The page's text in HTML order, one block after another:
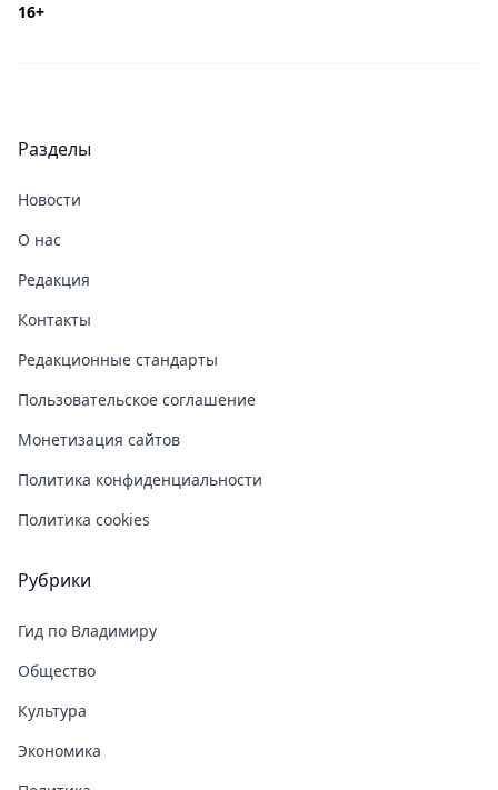
16+
Разделы
Новости
О нас
Редакция
Контакты
Редакционные стандарты
Пользовательское соглашение
Монетизация сайтов
Политика конфиденциальности
Политика cookies
Рубрики
Гид по Владимиру
Общество
Культура
Экономика